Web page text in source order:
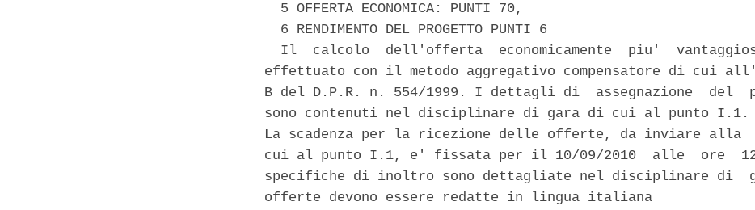
  5 OFFERTA ECONOMICA: PUNTI 70,
  6 RENDIMENTO DEL PROGETTO PUNTI 6
Il  calcolo  dell'offerta  economicamente  piu'
effettuato con il metodo aggregativo compensatore di cui
B del D.P.R. n. 554/1999. I dettagli di  assegnazione  del
sono contenuti nel disciplinare di gara di cui al punto
La scadenza per la ricezione delle offerte, da inviare alla
cui al punto I.1, e' fissata per il 10/09/2010  alle  ore
specifiche di inoltro sono dettagliate nel disciplinare di
offerte devono essere redatte in lingua italiana